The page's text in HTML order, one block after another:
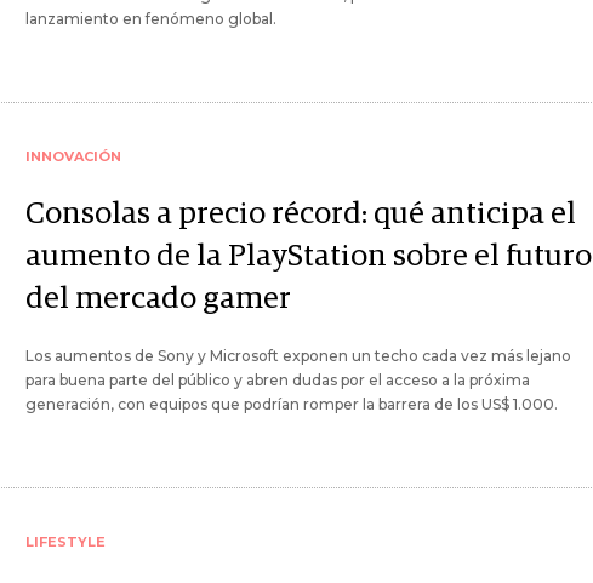
lanzamiento en fenómeno global.
INNOVACIÓN
Consolas a precio récord: qué anticipa el
aumento de la PlayStation sobre el futuro
del mercado gamer
Los aumentos de Sony y Microsoft exponen un techo cada vez más lejano
para buena parte del público y abren dudas por el acceso a la próxima
generación, con equipos que podrían romper la barrera de los US$ 1.000.
LIFESTYLE